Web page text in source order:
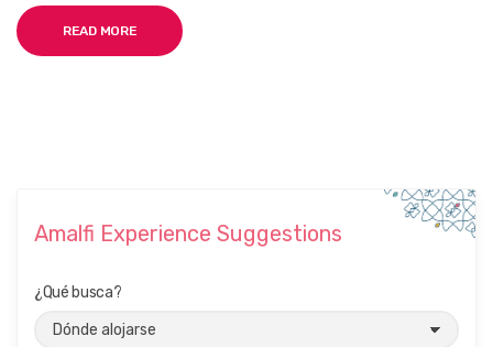
READ MORE
Amalfi Experience Suggestions
¿Qué busca?